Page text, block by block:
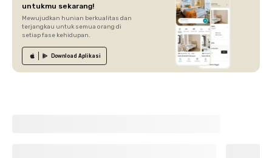
untukmu sekarang!
Mewujudkan hunian berkualitas dan
terjangkau untuk semua orang di
setiap fase kehidupan.
Download Aplikasi